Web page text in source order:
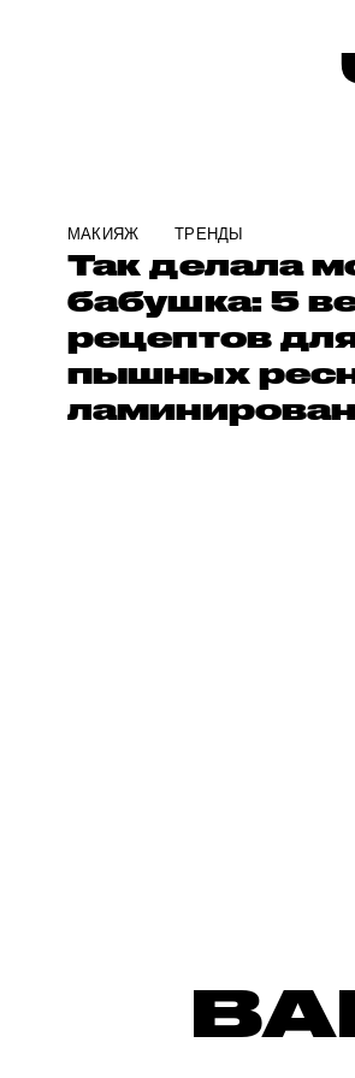
МАКИЯЖ ТРЕНДЫ
Так делала
бабушка: 5
рецептов
пышных